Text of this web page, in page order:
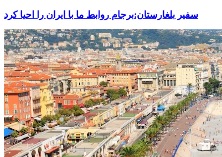
سفیر بلغارستان:برجام روابط ما با ایران را احیا کرد